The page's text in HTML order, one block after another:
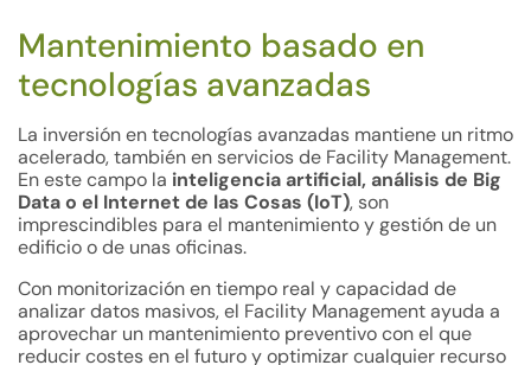
Mantenimiento basado en
tecnologías avanzadas
La inversión en tecnologías avanzadas mantiene un ritmo
acelerado, también en servicios de Facility Management.
En este campo la inteligencia artificial, análisis de Big
Data o el Internet de las Cosas (IoT), son
imprescindibles para el mantenimiento y gestión de un
edificio o de unas oficinas.
Con monitorización en tiempo real y capacidad de
analizar datos masivos, el Facility Management ayuda a
aprovechar un mantenimiento preventivo con el que
reducir costes en el futuro y optimizar cualquier recurso